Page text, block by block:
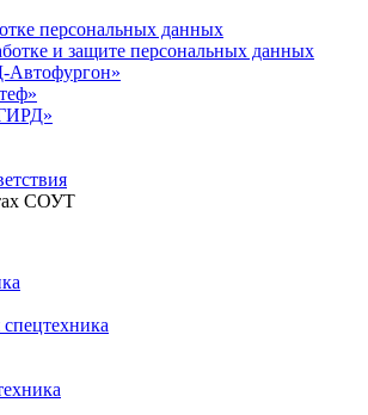
персональных данных
и защите персональных данных
СОУТ